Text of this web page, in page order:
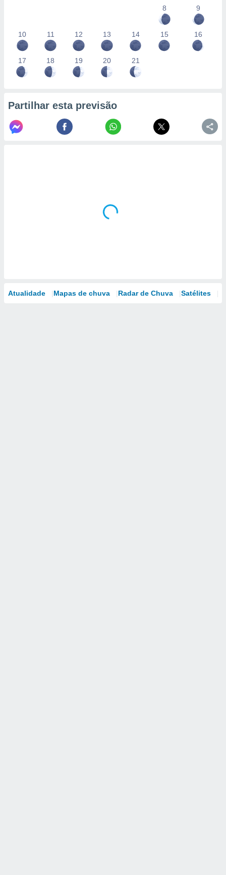
8
9
10 11 12 13 14 15 16
17 18 19 20 21
Partilhar esta previsão
Atualidade Mapas de chuva Radar de Chuva Satélites